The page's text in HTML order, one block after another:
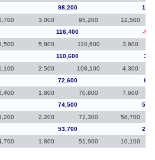
98,200
3,000 95,200 12,500
116,400
-
5,800 110,600 3,600
110,600
2,500 108,100 4,300
72,600
1,800 70,800 7,600
74,500
2,200 72,300 58,700
53,700
1,800 51,900 10,100